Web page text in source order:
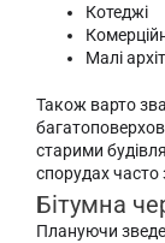
Котеджі
Малі
Також варто
старими
спорудах
Бітумна
Плануючи